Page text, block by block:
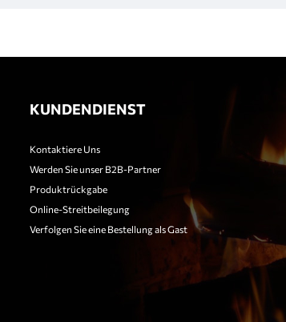
KUNDENDIENST
Kontaktiere Uns
Werden Sie unser B2B-Partner
Produktrückgabe
Online-Streitbeilegung
Verfolgen Sie eine Bestellung als Gast